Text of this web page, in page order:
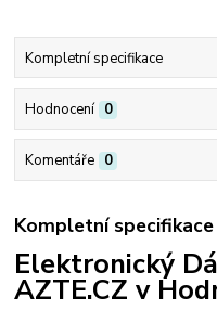
Kompletní specifikace
Hodnocení 0
Komentáře 0
Kompletní specifikace
Elektronický
AZTE.CZ v